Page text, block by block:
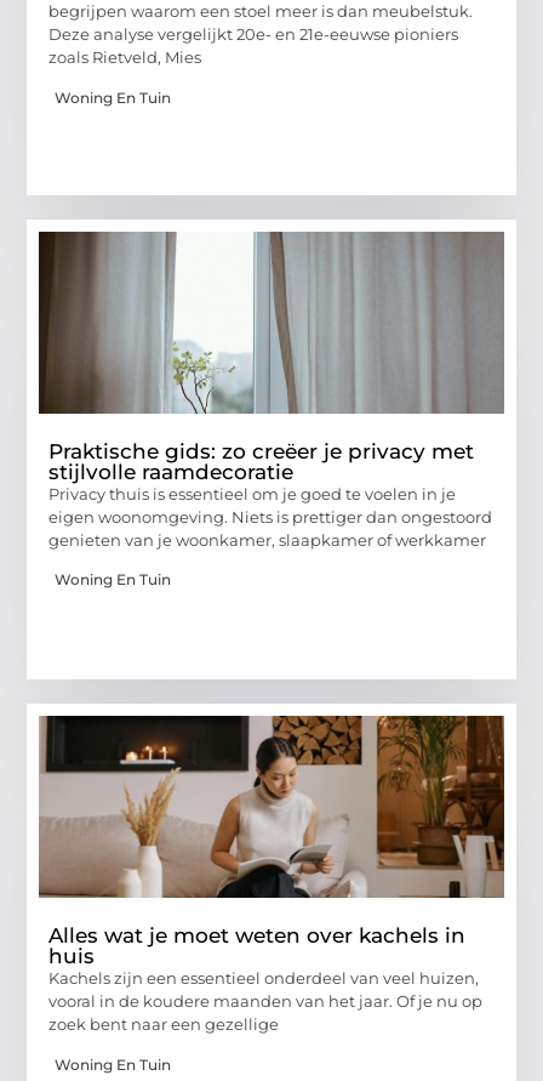
begrijpen waarom een stoel meer is dan meubelstuk.
Deze analyse vergelijkt 20e- en 21e-eeuwse pioniers
zoals Rietveld, Mies
Woning En Tuin
Praktische gids: zo creëer je privacy met
stijlvolle raamdecoratie
Privacy thuis is essentieel om je goed te voelen in je
eigen woonomgeving. Niets is prettiger dan ongestoord
genieten van je woonkamer, slaapkamer of werkkamer
Woning En Tuin
Alles wat je moet weten over kachels in
huis
Kachels zijn een essentieel onderdeel van veel huizen,
vooral in de koudere maanden van het jaar. Of je nu op
zoek bent naar een gezellige
Woning En Tuin